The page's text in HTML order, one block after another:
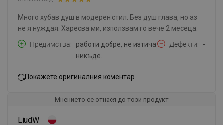
Много хубав душ в модерен стил. Без душ глава, но аз
не я нуждая. Харесва ми, използвам го вече 2 месеца.
Предимства
работи добре, не изтича
никъде.
Дефекти -
Покажете оригиналния коментар
Мнението се отнася до този продукт
LiudW